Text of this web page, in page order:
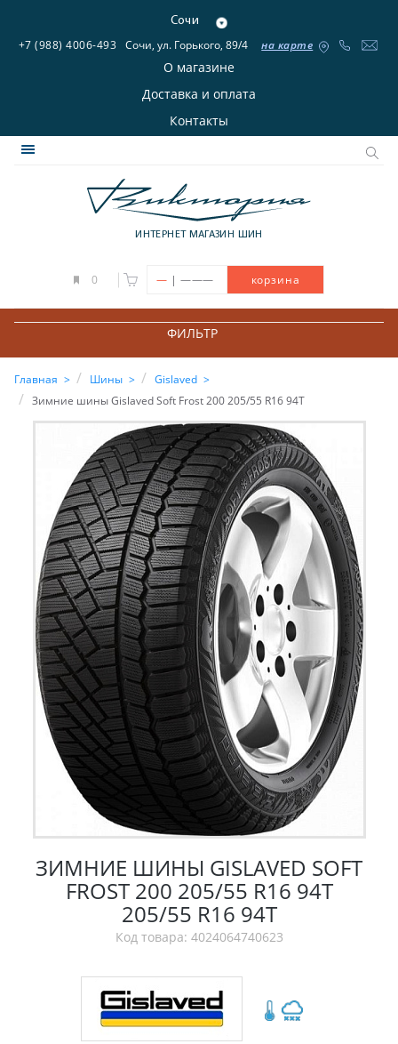
Сочи
+7 (988) 4006-493 Сочи, ул. Горького, 89/4 на карте
О магазине
Доставка и оплата
Контакты
ИНТЕРНЕТ МАГАЗИН ШИН
0 — | ——— корзина
ФИЛЬТР
Главная Шины
Gislaved
Зимние шины Gislaved Soft Frost 200 205/55 R16 94T
ЗИМНИЕ ШИНЫ GISLAVED SOFT
FROST 200 205/55 R16 94T
205/55 R16 94T
Код товара: 4024064740623